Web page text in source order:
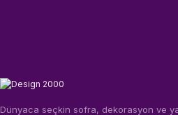
Dünyaca seçkin sofra, dekorasyon ve